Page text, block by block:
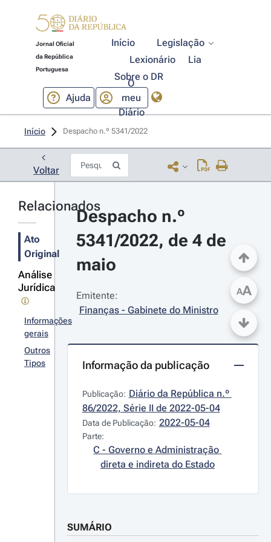
Jornal Oficial
da República
Portuguesa
Início
Legislação
Lexionário
Lia
Sobre o DR
Ajuda
O
meu
Diário
Início Despacho n.º 5341/2022
Voltar
Relacionados
Ato
Original
Análise
Jurídica
Informações
gerais
Outros
Tipos
Despacho n.º
5341/2022, de 4 de
maio
Emitente:
Finanças - Gabinete do Ministro
Informação da publicação
Publicação: Diário da República n.º
86/2022, Série II de 2022-05-04
Data de Publicação: 2022-05-04
Parte:
C - Governo e Administração
direta e indireta do Estado
SUMÁRIO
AA